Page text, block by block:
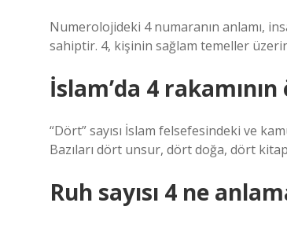
Numerolojideki 4 numaranın anlamı,
sahiptir. 4, kişinin sağlam temeller
İslam’da 4
“Dört” sayısı İslam felsefesindeki ve
Bazıları dört unsur, dört doğa, dört
Ruh sayısı 4 ne